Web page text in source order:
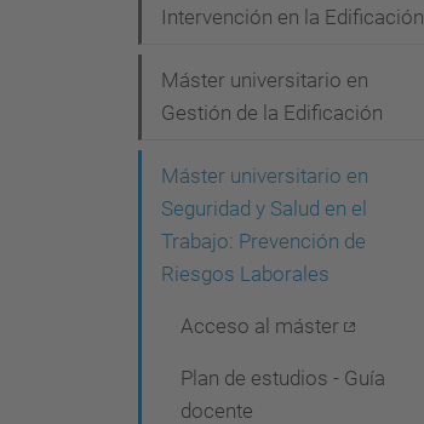
Intervención en la Edificación
Máster universitario en
Gestión de la Edificación
Máster universitario en
Seguridad y Salud en el
Trabajo: Prevención de
Riesgos Laborales
Acceso al máster
Plan de estudios - Guía
docente